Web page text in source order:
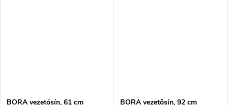
BORA vezetősín, 61 cm BORA vezetősín, 92 cm